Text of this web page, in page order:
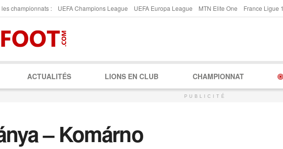
championnats : UEFA Champions League UEFA Europa League MTN Elite One France Ligue 1
ACTUALITÉS LIONS EN CLUB CHAMPIONNAT
PUBLICITÉ
– Komárno